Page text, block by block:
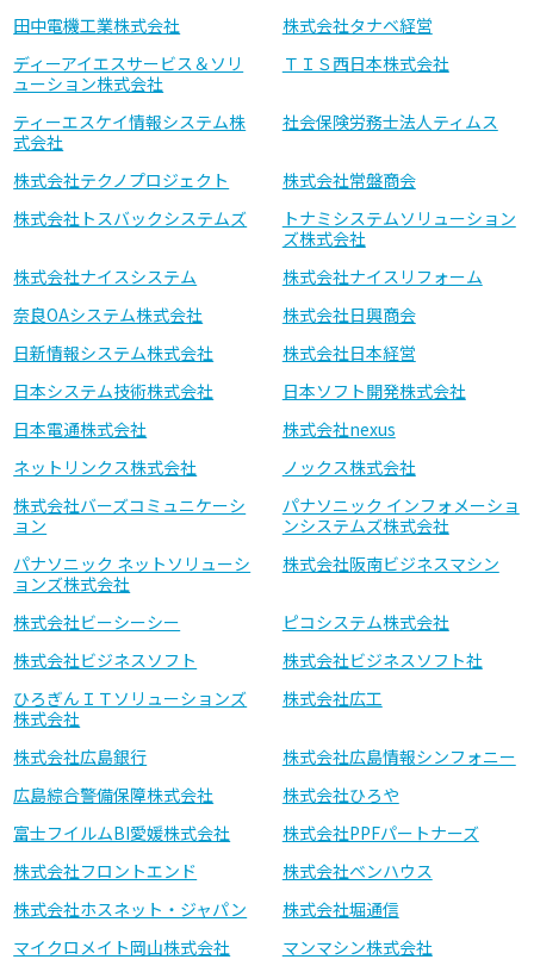
田中電機工業株式会社
株式会社タナベ経営
ディーアイエスサービス＆ソリ
ューション株式会社
ＴＩＳ西日本株式会社
ティーエスケイ情報システム株
式会社
社会保険労務士法人ティムス
株式会社テクノプロジェクト
株式会社常盤商会
株式会社トスバックシステムズ
トナミシステムソリューション
ズ株式会社
株式会社ナイスシステム
株式会社ナイスリフォーム
奈良OAシステム株式会社
株式会社日興商会
日新情報システム株式会社
株式会社日本経営
日本システム技術株式会社
日本ソフト開発株式会社
日本電通株式会社
株式会社nexus
ネットリンクス株式会社
ノックス株式会社
株式会社バーズコミュニケーシ
ョン
パナソニック インフォメーショ
ンシステムズ株式会社
パナソニック ネットソリューシ
ョンズ株式会社
株式会社阪南ビジネスマシン
株式会社ビーシーシー
ピコシステム株式会社
株式会社ビジネスソフト
株式会社ビジネスソフト社
ひろぎんＩＴソリューションズ
株式会社
株式会社広工
株式会社広島銀行
株式会社広島情報シンフォニー
広島綜合警備保障株式会社
株式会社ひろや
富士フイルムBI愛媛株式会社
株式会社PPFパートナーズ
株式会社フロントエンド
株式会社ベンハウス
株式会社ホスネット・ジャパン
株式会社堀通信
マイクロメイト岡山株式会社
マンマシン株式会社